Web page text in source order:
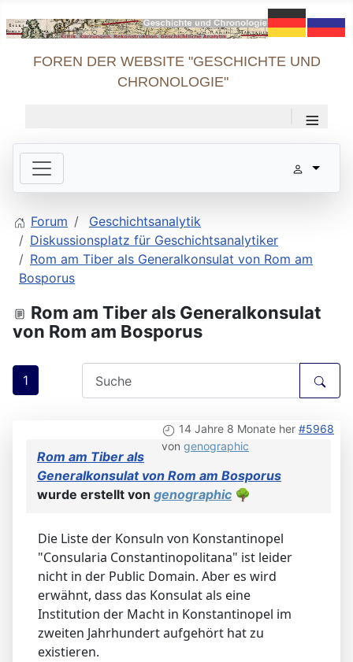
FOREN DER WEBSITE "GESCHICHTE UND
CHRONOLOGIE"
≡
Forum
Geschichtsanalytik
Diskussionsplatz für Geschichtsanalytiker
Rom am Tiber als Generalkonsulat von Rom am
Bosporus
Rom am Tiber als Generalkonsulat
von Rom am Bosporus
1
14 Jahre 8 Monate her #5968
von genographic
Rom am Tiber als
Generalkonsulat von Rom am Bosporus
wurde erstellt von genographic 🌳
Die Liste der Konsuln von Konstantinopel
"Consularia Constantinopolitana" ist leider
nicht in der Public Domain. Aber es wird
erwähnt, dass das Konsulat als eine
Institution der Macht in Konstantinopel im
zweiten Jahrhundert aufgehört hat zu
existieren.